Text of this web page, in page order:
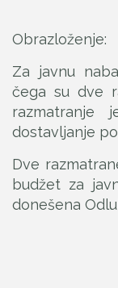
Obrazloženje:
Za javnu
čega su dve
dostavljanje
Dve
budžet za
donešena